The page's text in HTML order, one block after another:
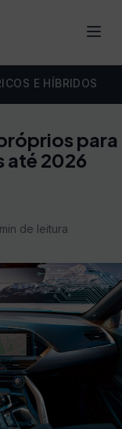
E HÍBRIDOS
para
até 2026
de leitura